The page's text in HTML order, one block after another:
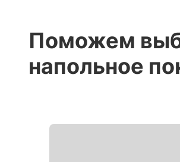
Поможем
напольное